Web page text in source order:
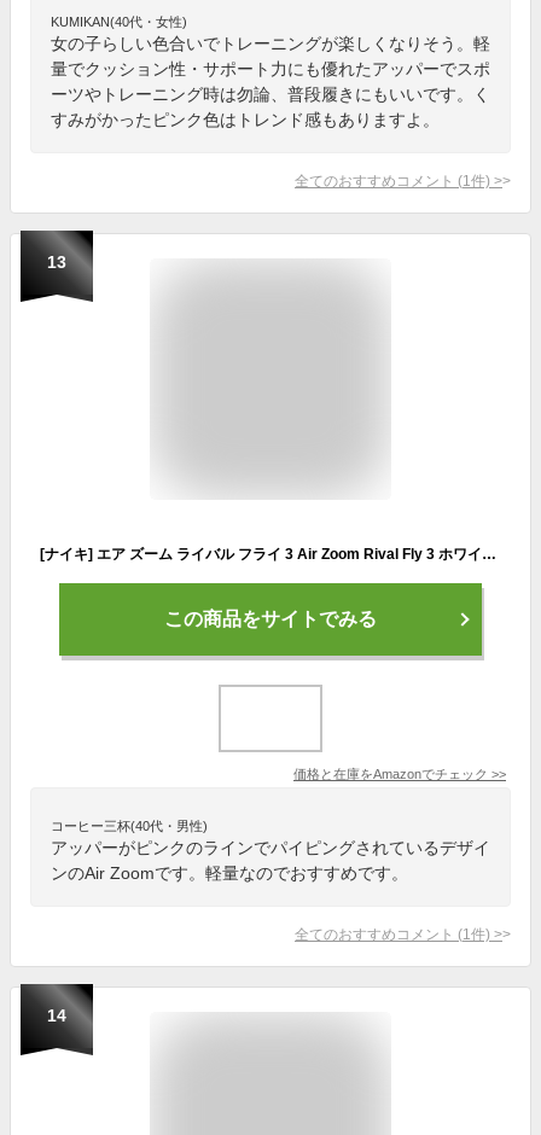
KUMIKAN(40代・女性)
女の子らしい色合いでトレーニングが楽しくなりそう。軽
量でクッション性・サポート力にも優れたアッパーでスポ
ーツやトレーニング時は勿論、普段履きにもいいです。く
すみがかったピンク色はトレンド感もありますよ。
全てのおすすめコメント (1 件) >
13
[ナイキ] エア ズーム ライバル フライ 3 Air Zoom Rival Fly 3 ホワイト/ボルト/ピンクブラスト/ブラック DJ5426-100 24.0cm ナイキジャパン正規品
この商品をサイトでみる
価格と在庫をAmazonでチェック >>
コーヒー三杯(40代・男性)
アッパーがピンクのラインでパイピングされているデザイ
ンのAir Zoomです。軽量なのでおすすめです。
全てのおすすめコメント (1 件) >
14